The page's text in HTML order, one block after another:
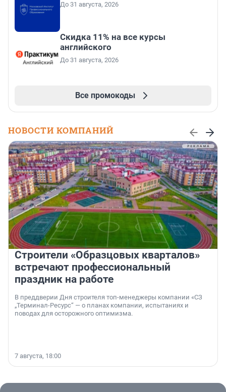
До 31 августа, 2026
Скидка 11% на все курсы
английского
До 31 августа, 2026
Все промокоды
НОВОСТИ КОМПАНИЙ
Строители «Образцовых кварталов»
встречают профессиональный
праздник на работе
В преддверии Дня строителя топ-менеджеры компании «СЗ
„Терминал-Ресурс“ — о планах компании, испытаниях и
поводах для осторожного оптимизма.
7 августа, 18:00